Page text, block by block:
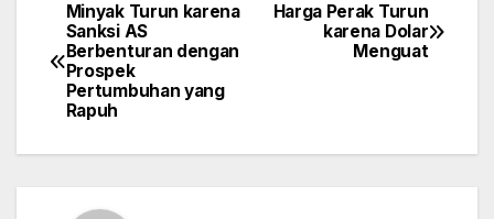
Post
navigation
Harga Perak Turun
karena Dolar
Menguat
Minyak Turun karena
Sanksi AS
Berbenturan dengan
Prospek
Pertumbuhan yang
Rapuh